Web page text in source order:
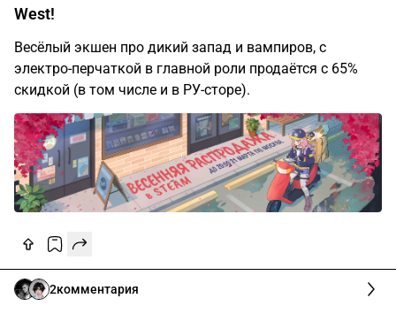
West!
Весёлый экшен про дикий запад и вампиров, с
электро-перчаткой в главной роли продаётся с 65%
скидкой (в том числе и в РУ-сторе).
2комментария